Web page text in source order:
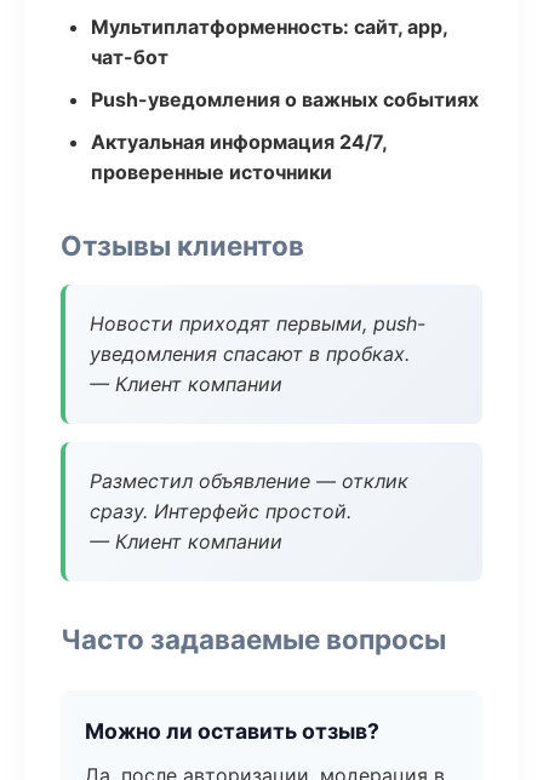
Мультиплатформенность: сайт, app,
чат-бот
Push-уведомления о важных событиях
Актуальная информация 24/7,
проверенные источники
Отзывы клиентов
Новости приходят первыми, push-
уведомления спасают в пробках.
— Клиент компании
Разместил объявление — отклик
сразу. Интерфейс простой.
— Клиент компании
Часто задаваемые вопросы
Можно ли оставить отзыв?
Да, после авторизации, модерация в